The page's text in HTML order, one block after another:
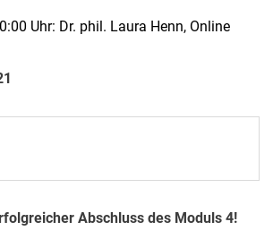
Uhr: Dr. phil. Laura Henn, Online
Abschluss des Moduls 4!